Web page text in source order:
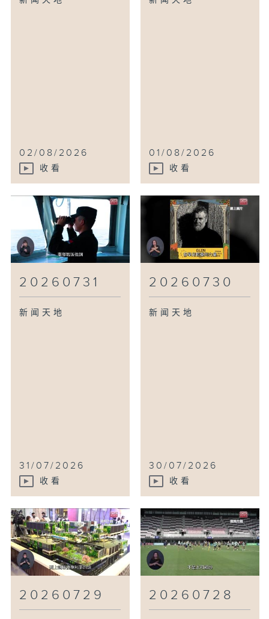
02/08/2026
收看
01/08/2026
收看
20260731
新闻天地
31/07/2026
收看
20260730
新闻天地
30/07/2026
收看
20260729 20260728